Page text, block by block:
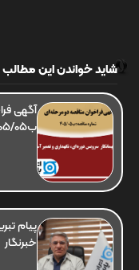
شاید خواندن این
آگهی
ب405/05 شرکت ایران یاسا تایر و رابر
پیام
خبرنگار